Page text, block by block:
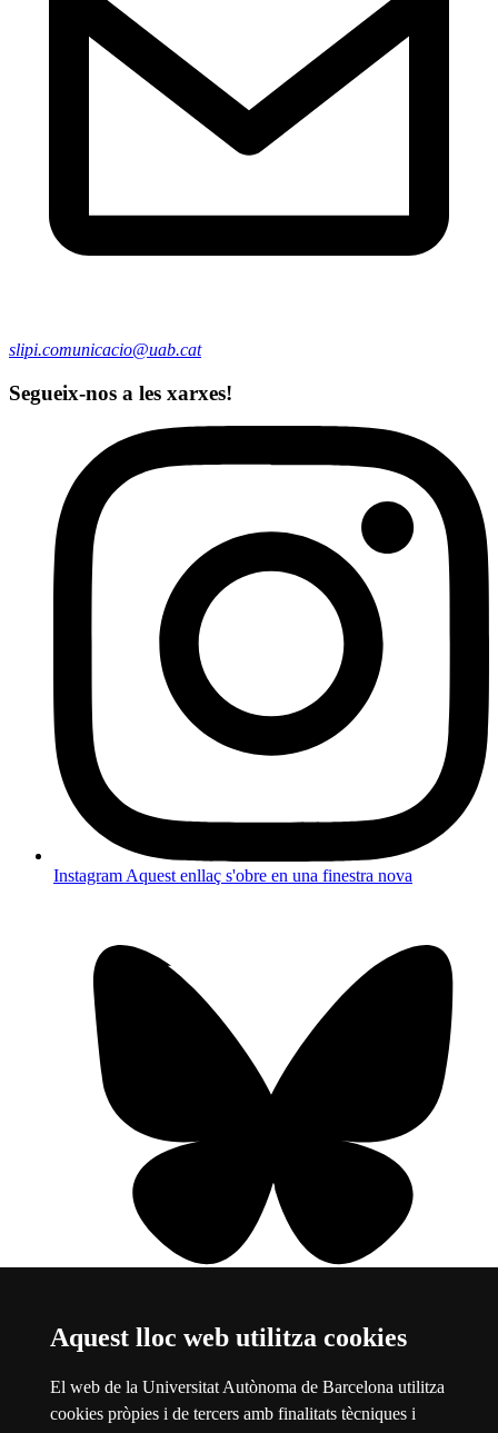
Aquest lloc web utilitza cookies
El web de la Universitat Autònoma de Barcelona utilitza
cookies pròpies i de tercers amb finalitats tècniques i
slipi.comunicacio@uab.cat
Segueix-nos a les xarxes!
InstagramAquest enllaç s'obre en una finestra nova
BlueskyAquest enllaç s'obre en una finestra nova
Sobre el web
Universitat Autònoma de Barcelona